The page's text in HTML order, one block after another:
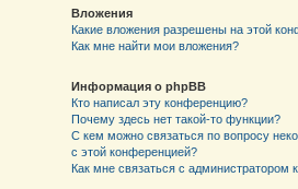
Вложения
Какие вложения разрешены на этой
Как мне найти мои вложения?
Информация о phpBB
Кто написал эту конференцию?
Почему здесь нет такой-то функции?
С кем можно связаться по вопросу
с этой конференцией?
Как мне связаться с администратором